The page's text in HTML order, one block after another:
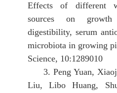
Effects of different
sources on growth
digestibility, serum
microbiota in growing
Science, 10:1289010
3. Peng Yuan,
Liu, Libo Huang,